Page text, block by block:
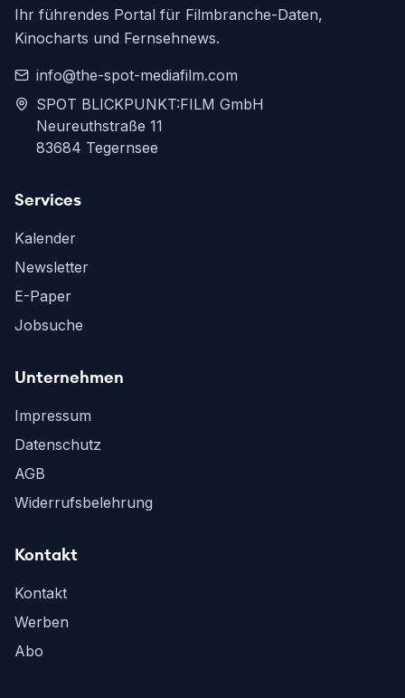
Ihr führendes Portal für Filmbranche-Daten,
Kinocharts und Fernsehnews.
info@the-spot-mediafilm.com
SPOT BLICKPUNKT:FILM GmbH
Neureuthstraße 11
83684 Tegernsee
Services
Kalender
Newsletter
E-Paper
Jobsuche
Unternehmen
Impressum
Datenschutz
AGB
Widerrufsbelehrung
Kontakt
Kontakt
Werben
Abo